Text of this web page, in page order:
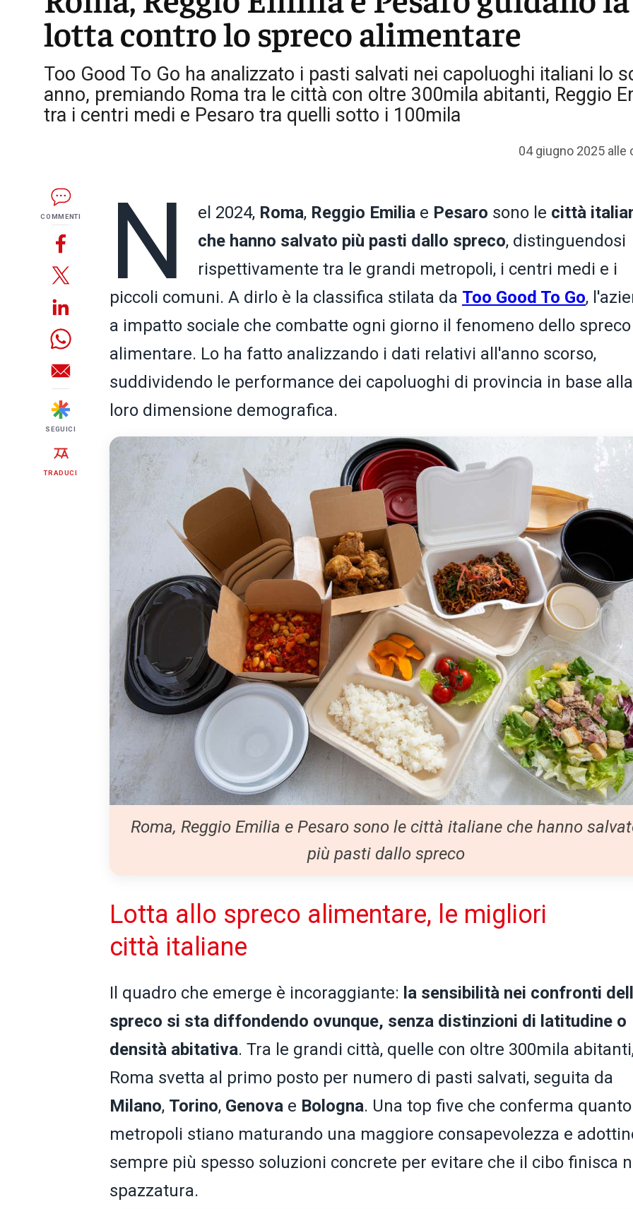
lotta contro lo spreco alimentare
Too Good To Go ha analizzato i pasti salvati nei capoluoghi italiani lo
anno, premiando Roma tra le città con oltre 300mila abitanti, Reggio
tra i centri medi e Pesaro tra quelli sotto i 100mila
04 giugno 2025 alle
COMMENTI
SEGUICI
TRADUCI
N el 2024, Roma, Reggio Emilia e Pesaro sono le città
che hanno salvato più pasti dallo spreco, distinguendosi
rispettivamente tra le grandi metropoli, i centri medi e i
piccoli comuni. A dirlo è la classifica stilata da Too Good To Go,
a impatto sociale che combatte ogni giorno il fenomeno dello spreco
alimentare. Lo ha fatto analizzando i dati relativi all'anno scorso,
suddividendo le performance dei capoluoghi di provincia in base alla
loro dimensione demografica.
Roma, Reggio Emilia e Pesaro sono le città italiane che hanno
più pasti dallo spreco
Lotta allo spreco alimentare, le migliori
città italiane
Il quadro che emerge è incoraggiante: la sensibilità nei confronti
spreco si sta diffondendo ovunque, senza distinzioni di latitudine o
densità abitativa. Tra le grandi città, quelle con oltre 300mila
Roma svetta al primo posto per numero di pasti salvati, seguita da
Milano, Torino, Genova e Bologna. Una top five che conferma
metropoli stiano maturando una maggiore consapevolezza e
sempre più spesso soluzioni concrete per evitare che il cibo finisca
spazzatura.